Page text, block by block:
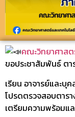
คณะวิทยาศาส
ขอประชาสัมพันธ์ ต
เรียน อาจารย์และบุ
โปรดตรวจสอบตาร
เตรียมความพร้อมแ